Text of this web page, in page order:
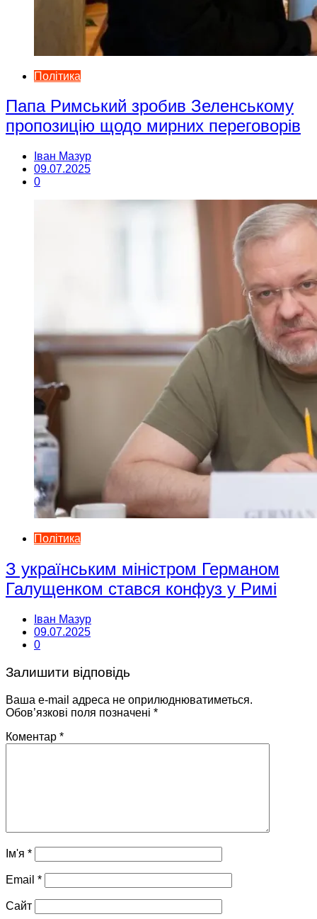
Політика
Папа Римський зробив Зеленському
пропозицію щодо мирних переговорів
Іван Мазур
09.07.2025
0
Політика
З українським міністром Германом
Галущенком стався конфуз у Римі
Іван Мазур
09.07.2025
0
Залишити відповідь
Ваша e-mail адреса не оприлюднюватиметься.
Обов’язкові поля позначені *
Коментар *
Ім'я *
Email *
Сайт